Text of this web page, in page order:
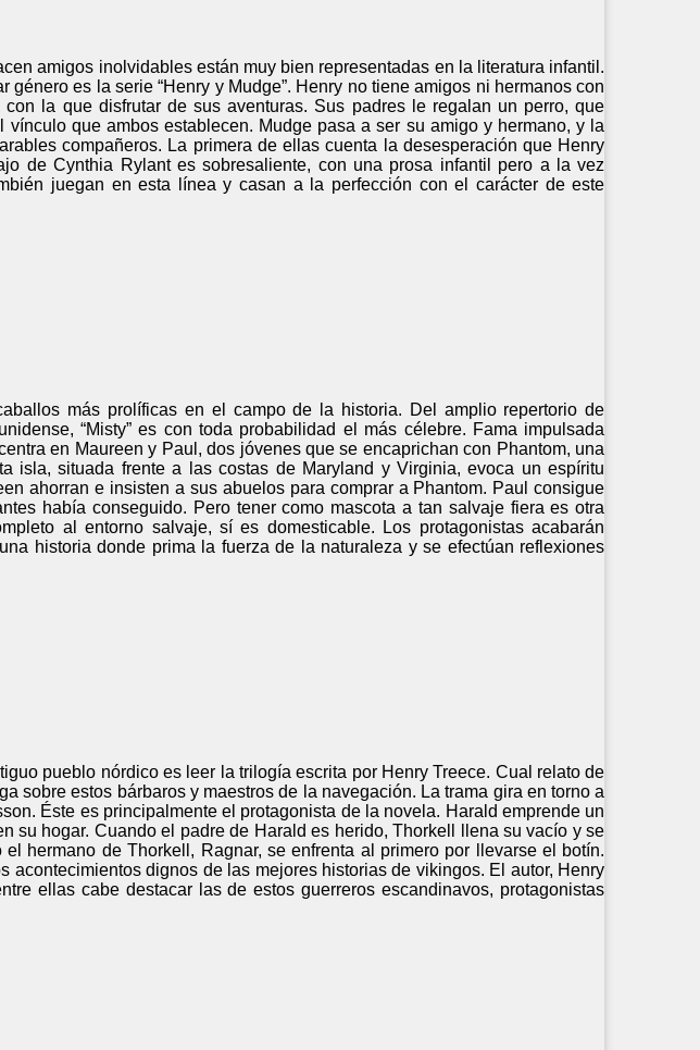
amigos inolvidables están muy bien representadas en la literatura infantil.
es la serie “Henry y Mudge”. Henry no tiene amigos ni hermanos con
la que disfrutar de sus aventuras. Sus padres le regalan un perro, que
que ambos establecen. Mudge pasa a ser su amigo y hermano, y la
compañeros. La primera de ellas cuenta la desesperación que Henry
de Cynthia Rylant es sobresaliente, con una prosa infantil pero a la vez
juegan en esta línea y casan a la perfección con el carácter de este
más prolíficas en el campo de la historia. Del amplio repertorio de
“Misty” es con toda probabilidad el más célebre. Fama impulsada
en Maureen y Paul, dos jóvenes que se encaprichan con Phantom, una
isla, situada frente a las costas de Maryland y Virginia, evoca un espíritu
ahorran e insisten a sus abuelos para comprar a Phantom. Paul consigue
había conseguido. Pero tener como mascota a tan salvaje fiera es otra
al entorno salvaje, sí es domesticable. Los protagonistas acabarán
historia donde prima la fuerza de la naturaleza y se efectúan reflexiones
pueblo nórdico es leer la trilogía escrita por Henry Treece. Cual relato de
sobre estos bárbaros y maestros de la navegación. La trama gira en torno a
Éste es principalmente el protagonista de la novela. Harald emprende un
su hogar. Cuando el padre de Harald es herido, Thorkell llena su vacío y se
hermano de Thorkell, Ragnar, se enfrenta al primero por llevarse el botín.
acontecimientos dignos de las mejores historias de vikingos. El autor, Henry
ellas cabe destacar las de estos guerreros escandinavos, protagonistas